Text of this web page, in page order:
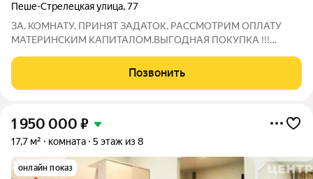
Пеше-Стрелецкая улица,77
ЗА. КОМНАТУ. ПРИНЯТ ЗАДАТОК. РАССМОТРИМ ОПЛАТУ
МАТЕРИНСКИМ КАПИТАЛОМ.ВЫГОДНАЯ ПОКУПКА !!!
МИН. УНИКАЛЬНОЕ ПРЕДЛОЖЕНИЕ. ЕСТЬ ВОЗМОЖНОСТЬ
СДЕЛАТЬ СТУДИЮ. ВСЯ МЕБЕЛЬ в ПОДАРОК НОВОМУ
Позвонить
1 950 000 ₽
17,7 м² комната 5 этаж из 8
онлайн показ